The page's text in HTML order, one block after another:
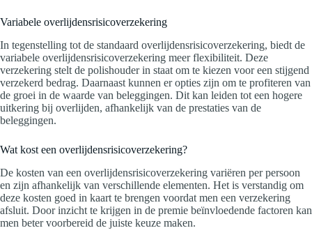
Variabele overlijdensrisicoverzekering
In tegenstelling tot de standaard overlijdensrisicoverzekering, biedt de
variabele overlijdensrisicoverzekering meer flexibiliteit. Deze
verzekering stelt de polishouder in staat om te kiezen voor een stijgend
verzekerd bedrag. Daarnaast kunnen er opties zijn om te profiteren van
de groei in de waarde van beleggingen. Dit kan leiden tot een hogere
uitkering bij overlijden, afhankelijk van de prestaties van de
beleggingen.
Wat kost een overlijdensrisicoverzekering?
De kosten van een overlijdensrisicoverzekering variëren per persoon
en zijn afhankelijk van verschillende elementen. Het is verstandig om
deze kosten goed in kaart te brengen voordat men een verzekering
afsluit. Door inzicht te krijgen in de premie beïnvloedende factoren kan
men beter voorbereid de juiste keuze maken.